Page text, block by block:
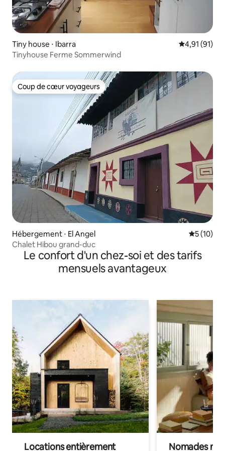
Tiny house ⋅ Ibarra Évaluation
4,91 (91)
Tinyhouse Ferme Sommerwind
Coup de cœur voyageurs
Coup de cœur voyageurs
Hébergement ⋅ El Angel
5 (10)
Chalet Hibou grand-duc
Le confort d'un chez-soi et des tarifs
mensuels avantageux
Locations entièrement Nomades